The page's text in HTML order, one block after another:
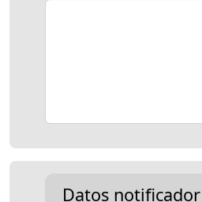
Datos notificador